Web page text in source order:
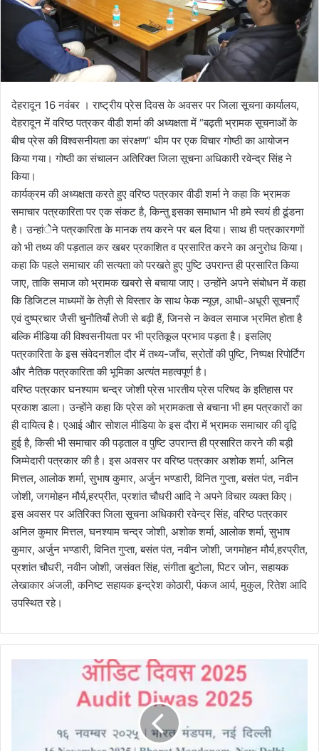
देहरादून 16 नवंबर । राष्ट्रीय प्रेस दिवस के अवसर पर जिला सूचना कार्यालय,
देहरादून में वरिष्ठ पत्रकर वीडी शर्मा की अध्यक्षता में “बढ़ती भ्रामक सूचनाओं के
बीच प्रेस की विश्वसनीयता का संरक्षण” थीम पर एक विचार गोष्ठी का आयोजन
किया गया। गोष्ठी का संचालन अतिरिक्त जिला सूचना अधिकारी रवेन्द्र सिंह ने
किया।
कार्यक्रम की अध्यक्षता करते हुए वरिष्ठ पत्रकार वीडी शर्मा ने कहा कि भ्रामक
समाचार पत्रकारिता पर एक संकट है, किन्तु इसका समाधान भी हमे स्वयं ही ढूंडना
है। उन्हांेेने पत्रकारिता के मानक तय करने पर बल दिया। साथ ही पत्रकारगणों
को भी तथ्य की पड़ताल कर खबर प्रकाशित व प्रसारित करने का अनुरोध किया।
कहा कि पहले समाचार की सत्यता को परखते हुए पुष्टि उपरान्त ही प्रसारित किया
जाए, ताकि समाज को भ्रामक खबरो से बचाया जाए। उन्होंने अपने संबोधन में कहा
कि डिजिटल माध्यमों के तेज़ी से विस्तार के साथ फेक न्यूज़, आधी-अधूरी सूचनाएँ
एवं दुष्प्रचार जैसी चुनौतियाँ तेजी से बढ़ी हैं, जिनसे न केवल समाज भ्रमित होता है
बल्कि मीडिया की विश्वसनीयता पर भी प्रतिकूल प्रभाव पड़ता है। इसलिए
पत्रकारिता के इस संवेदनशील दौर में तथ्य-जाँच, स्रोतों की पुष्टि, निष्पक्ष रिपोर्टिंग
और नैतिक पत्रकारिता की भूमिका अत्यंत महत्वपूर्ण है।
वरिष्ठ पत्रकार घनश्याम चन्द्र जोशी प्रेस भारतीय प्रेस परिषद के इतिहास पर
प्रकाश डाला। उन्होंने कहा कि प्रेस को भ्रामकता से बचाना भी हम पत्रकारों का
ही दायित्व है। एआई औार सोशल मीडिया के इस दौरा में भ्रामक समाचार की वृद्वि
हुई है, किसी भी समाचार की पड़ताल व पुष्टि उपरान्त ही प्रसारित करने की बड़ी
जिम्मेदारी पत्रकार की है। इस अवसर पर वरिष्ठ पत्रकार अशोक शर्मा, अनिल
मित्तल, आलोक शर्मा, सुभाष कुमार, अर्जुन भण्डारी, विनित गुप्ता, बसंत पंत, नवीन
जोशी, जगमोहन मौर्य,हरप्रीत, प्रशांत चौधरी आदि ने अपने विचार व्यक्त किए।
इस अवसर पर अतिरिक्त जिला सूचना अधिकारी रवेन्द्र सिंह, वरिष्ठ पत्रकार
अनिल कुमार मित्तल, घनश्याम चन्द्र जोशी, अशोक शर्मा, आलोक शर्मा, सुभाष
कुमार, अर्जुन भण्डारी, विनित गुप्ता, बसंत पंत, नवीन जोशी, जगमोहन मौर्य,हरप्रीत,
प्रशांत चौधरी, नवीन जोशी, जसंवत सिंह, संगीता बुटोला, पिटर जोन, सहायक
लेखाकार अंजली, कनिष्ट सहायक इन्द्रेश कोठारी, पंकज आर्य, मुकुल, रितेश आदि
उपस्थित रहे।